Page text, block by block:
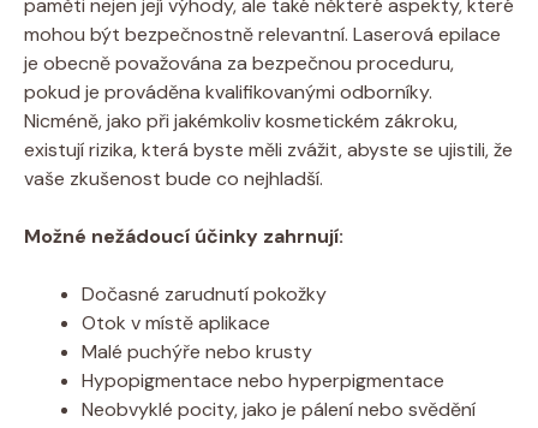
mohou být bezpečnostně relevantní. Laserová epilace
je obecně považována za bezpečnou proceduru,
pokud je prováděna kvalifikovanými odborníky.
Nicméně, jako při jakémkoliv kosmetickém zákroku,
existují rizika, která byste měli zvážit, abyste se ujistili, že
vaše zkušenost bude co nejhladší.
Možné nežádoucí účinky zahrnují:
Dočasné zarudnutí pokožky
Otok v místě aplikace
Malé puchýře nebo krusty
Hypopigmentace nebo hyperpigmentace
Neobvyklé pocity, jako je pálení nebo svědění